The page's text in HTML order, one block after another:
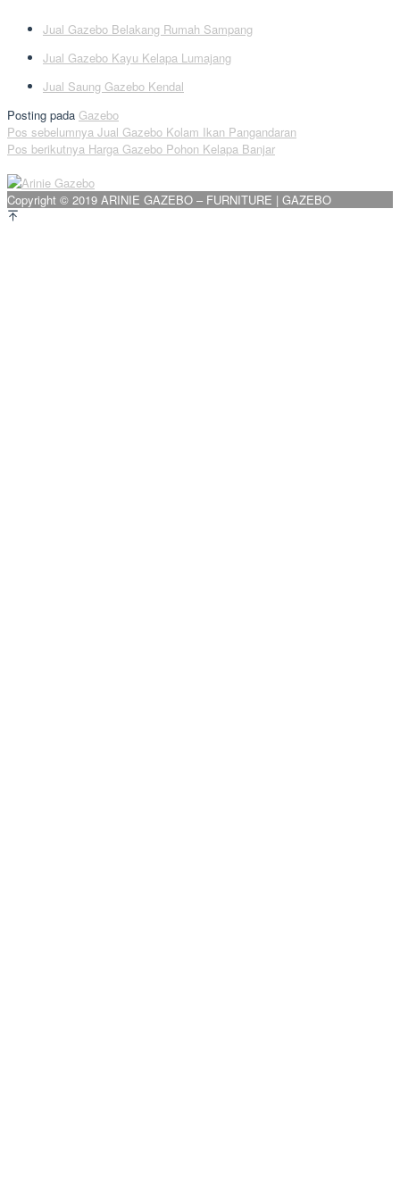
Jual Gazebo Belakang Rumah Sampang
Jual Gazebo Kayu Kelapa Lumajang
Jual Saung Gazebo Kendal
Posting pada Gazebo
Navigasi
pos
Pos sebelumnya Jual Gazebo Kolam Ikan Pangandaran
Pos berikutnya Harga Gazebo Pohon Kelapa Banjar
Copyright © 2019 ARINIE GAZEBO – FURNITURE | GAZEBO